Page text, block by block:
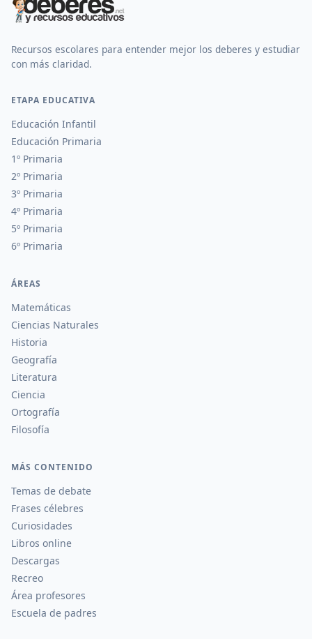
Recursos escolares para entender mejor los deberes y estudiar
con más claridad.
ETAPA EDUCATIVA
Educación Infantil
Educación Primaria
1º Primaria
2º Primaria
3º Primaria
4º Primaria
5º Primaria
6º Primaria
ÁREAS
Matemáticas
Ciencias Naturales
Historia
Geografía
Literatura
Ciencia
Ortografía
Filosofía
MÁS CONTENIDO
Temas de debate
Frases célebres
Curiosidades
Libros online
Descargas
Recreo
Área profesores
Escuela de padres